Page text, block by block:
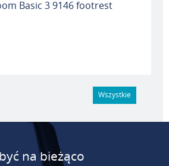
Basic 3 9146 footrest
Wszystkie
na bieżąco